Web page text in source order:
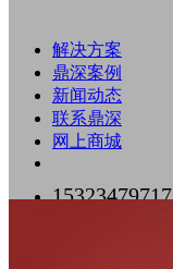
解决方案
鼎深案例
新闻动态
联系鼎深
网上商城
15323479717